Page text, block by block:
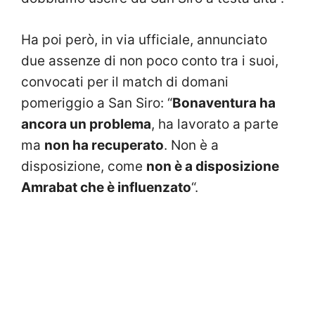
Ha poi però, in via ufficiale, annunciato
due assenze di non poco conto tra i suoi,
convocati per il match di domani
pomeriggio a San Siro: “Bonaventura ha
ancora un problema, ha lavorato a parte
ma non ha recuperato. Non è a
disposizione, come non è a disposizione
Amrabat che è influenzato“.